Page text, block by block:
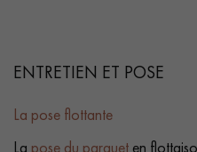
ENTRETIEN ET POSE
La pose flottante
La pose du parquet en